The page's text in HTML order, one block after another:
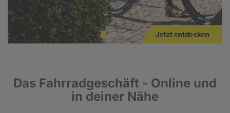
Das Fahrradgeschäft - Online und
in deiner Nähe